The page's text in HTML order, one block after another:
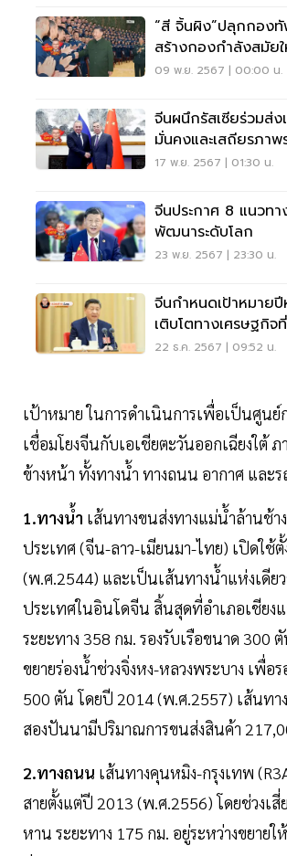
“สี จิ้นผิง”ปลุกกอง
สร้างกองกำลังสมัย
09 พ.ย. 2567 | 00:00 น.
จีนผนึกรัสเซียร่วมส่ง
มั่นคงและเสถียรภาพ
17 พ.ย. 2567 | 01:30 น.
จีนประกาศ 8 แนวท
พัฒนาระดับโลก
23 พ.ย. 2567 | 23:30 น.
จีนกำหนดเป้าหมาย
เติบโตทางเศรษฐกิจ
22 ธ.ค. 2567 | 09:52 น.
เป้าหมาย ในการดำเนินการเพื่อเป็นศูนย์
เชื่อมโยงจีนกับเอเชียตะวันออกเฉียงใต้
ข้างหน้า ทั้งทางน้ำ ทางถนน อากาศ และ
1.ทางน้ำ เส้นทางขนส่งทางแม่น้ำล้านช้า
ประเทศ (จีน-ลาว-เมียนมา-ไทย) เปิดใช้
(พ.ศ.2544) และเป็นเส้นทางน้ำแห่งเดีย
ประเทศในอินโดจีน สิ้นสุดที่อำเภอเชียง
ระยะทาง 358 กม. รองรับเรือขนาด 300
ขยายร่องน้ำช่วงจิ่งหง-หลวงพระบาง เพื่อ
500 ตัน โดยปี 2014 (พ.ศ.2557) เส้นทา
สองปันนามีปริมาณการขนส่งสินค้า
2.ทางถนน เส้นทางคุนหมิง-กรุงเทพ
สายตั้งแต่ปี 2013 (พ.ศ.2556) โดยช่วงเสี่
หาน ระยะทาง 175 กม. อยู่ระหว่างขยาย